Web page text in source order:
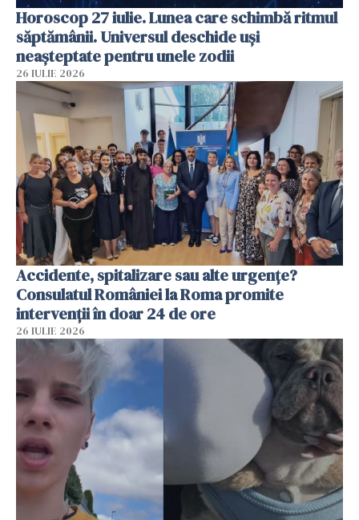
Horoscop 27 iulie. Lunea care schimbă ritmul
săptămânii. Universul deschide uși
neașteptate pentru unele zodii
26 IULIE 2026
Accidente, spitalizare sau alte urgențe?
Consulatul României la Roma promite
intervenții în doar 24 de ore
26 IULIE 2026